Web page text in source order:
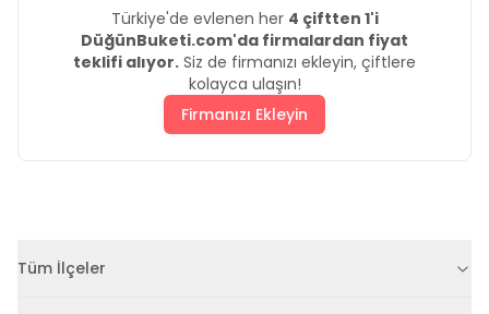
Türkiye'de evlenen her 4 çiftten 1'i
DüğünBuketi.com'da firmalardan fiyat
teklifi alıyor. Siz de firmanızı ekleyin, çiftlere
kolayca ulaşın!
Firmanızı Ekleyin
Tüm İlçeler